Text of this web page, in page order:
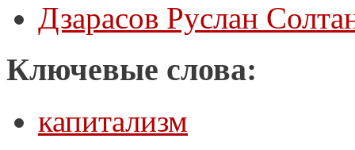
Дзарасов Руслан
Ключевые слова:
капитализм